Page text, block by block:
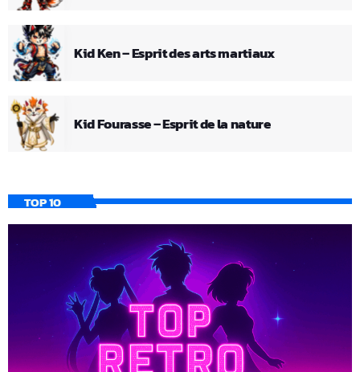
Kid Ken – Esprit des arts martiaux
Kid Fourasse – Esprit de la nature
TOP 10